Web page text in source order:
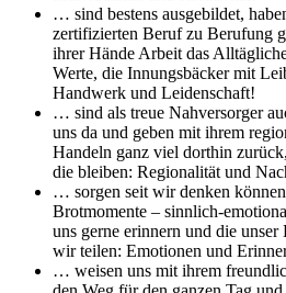
… sind bestens ausgebildet,
zertifizierten Beruf zu Berufung
ihrer Hände Arbeit das
Werte, die Innungsbäcker mit
Handwerk und Leidenschaft!
… sind als treue Nahversorger
uns da und geben mit ihrem
Handeln ganz viel dorthin
die bleiben: Regionalität und
… sorgen seit wir denken
Brotmomente – sinnlich-
uns gerne erinnern und die
wir teilen: Emotionen und
… weisen uns mit ihrem